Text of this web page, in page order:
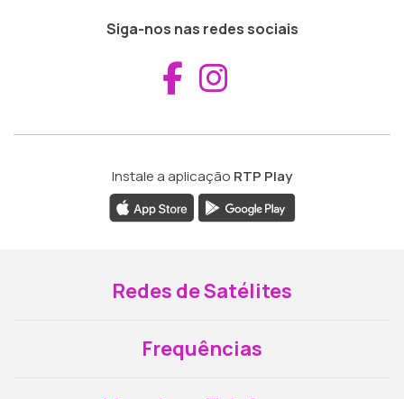
Siga-nos nas redes sociais
Aceder ao
Instale a aplicação RTP Play
Redes de Satélites
Frequências